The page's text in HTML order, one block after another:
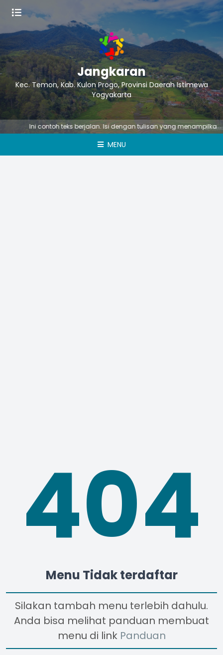
Jangkaran
Kec. Temon, Kab. Kulon Progo, Provinsi Daerah Istimewa
Yogyakarta
Ini contoh teks berjalan. Isi dengan tulisan yang menampilkan
MENU
404
Menu Tidak terdaftar
Silakan tambah menu terlebih dahulu.
Anda bisa melihat panduan membuat
menu di link Panduan